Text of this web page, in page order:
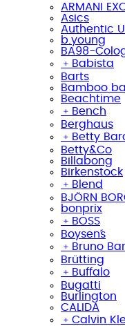
ARMANI
Asics
Authentic
b.young
BA98-
﹢ Babista
Barts
Bamboo
Beachtime
﹢ Bench
Berghaus
﹢ Betty
Betty&Co
Billabong
Birkenstock
﹢ Blend
BJÖRN
bonprix
﹢ BOSS
Boysen´s
﹢ Bruno
Brütting
﹢ Buffalo
Bugatti
Burlington
CALIDA
﹢ Calvin